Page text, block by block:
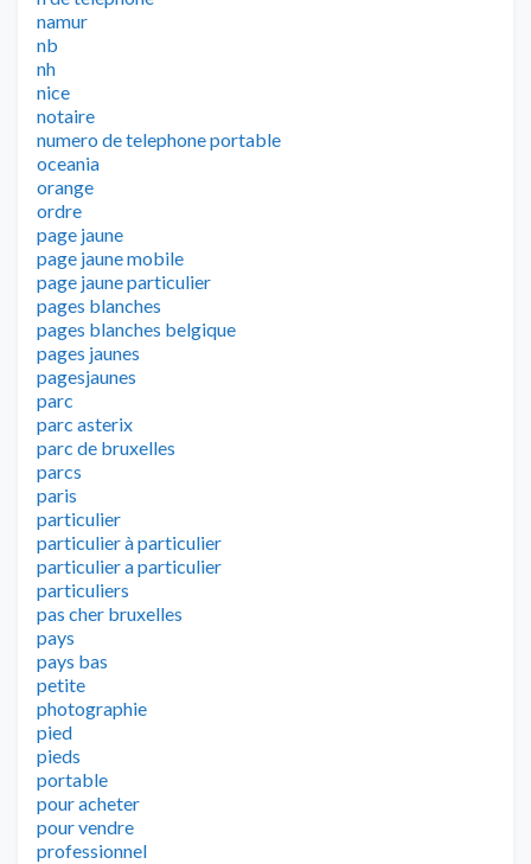
namur
nb
nh
nice
notaire
numero de telephone portable
oceania
orange
ordre
page jaune
page jaune mobile
page jaune particulier
pages blanches
pages blanches belgique
pages jaunes
pagesjaunes
parc
parc asterix
parc de bruxelles
parcs
paris
particulier
particulier à particulier
particulier a particulier
particuliers
pas cher bruxelles
pays
pays bas
petite
photographie
pied
pieds
portable
pour acheter
pour vendre
professionnel